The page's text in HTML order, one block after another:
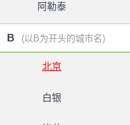
阿勒泰
B (以B为开头的城市名)
北京
白银